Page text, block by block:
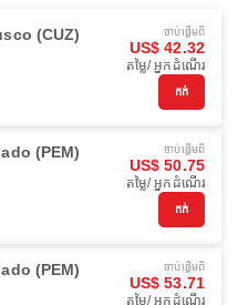
(CUZ) ចាប់ផ្ដើមពី
US$ 42.32
តម្លៃ/ អ្នកដំណើរ
កក់
(PEM) ចាប់ផ្ដើមពី
US$ 50.75
តម្លៃ/ អ្នកដំណើរ
កក់
(PEM) ចាប់ផ្ដើមពី
US$ 53.71
តម្លៃ/ អ្នកដំណើរ